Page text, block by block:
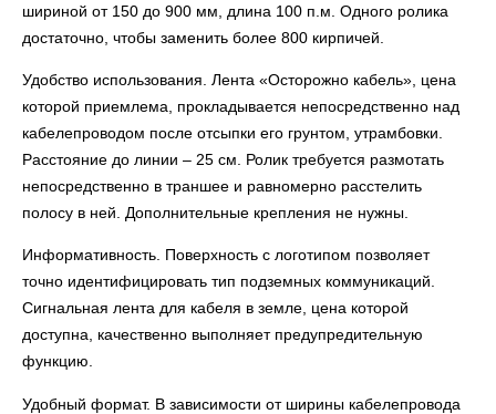
шириной от 150 до 900 мм, длина 100 п.м. Одного ролика
достаточно, чтобы заменить более 800 кирпичей.
Удобство использования. Лента «Осторожно кабель», цена
которой приемлема, прокладывается непосредственно над
кабелепроводом после отсыпки его грунтом, утрамбовки.
Расстояние до линии – 25 см. Ролик требуется размотать
непосредственно в траншее и равномерно расстелить
полосу в ней. Дополнительные крепления не нужны.
Информативность. Поверхность с логотипом позволяет
точно идентифицировать тип подземных коммуникаций.
Сигнальная лента для кабеля в земле, цена которой
доступна, качественно выполняет предупредительную
функцию.
Удобный формат. В зависимости от ширины кабелепровода